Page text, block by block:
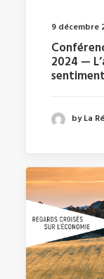
9 décembre
2024 —
by La